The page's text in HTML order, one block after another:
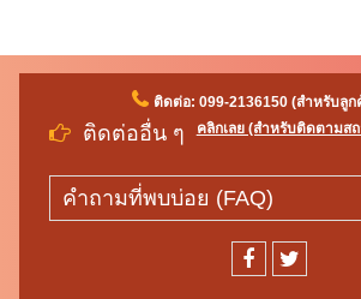
ติดต่อ: 099-2136150 (สำหรับลูก
ติดต่ออื่น ๆ คลิกเลย (สำหรับติดตามส
คำถามที่พบบ่อย (FAQ)